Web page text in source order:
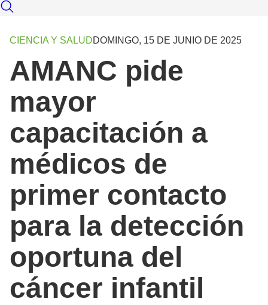
CIENCIA Y SALUDDOMINGO, 15 DE JUNIO DE 2025
AMANC pide
mayor
capacitación a
médicos de
primer contacto
para la detección
oportuna del
cáncer infantil